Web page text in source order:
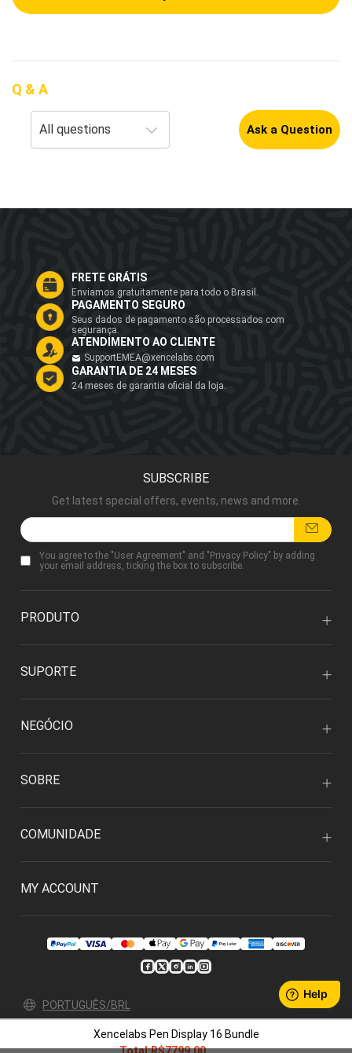
Xencelabs Pen Display 16 Bundle
Q & A
Ask a Question
FRETE GRÁTIS
Enviamos gratuitamente para todo o Brasil.
PAGAMENTO SEGURO
Seus dados de pagamento são processados com
segurança.
ATENDIMENTO AO CLIENTE
SupportEMEA@xencelabs.com
GARANTIA DE 24 MESES
24 meses de garantia oficial da loja.
SUBSCRIBE
Get latest special offers, events, news and more.
You agree to the "User Agreement" and "Privacy Policy" by adding
your email address, ticking the box to subscribe.
PRODUTO
SUPORTE
NEGÓCIO
SOBRE
COMUNIDADE
MY ACCOUNT
PORTUGUÊS/BRL
User Agreement